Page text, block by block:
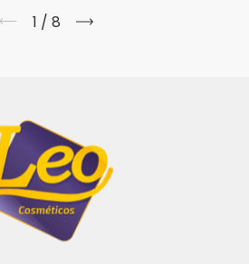
1 / 8